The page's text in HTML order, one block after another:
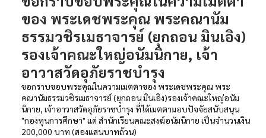
ของ พระเดชพระคุณ พระคณานัม
ธรรมวชิรเมธาจารย์ (ยุกถอน มินเอิง)
รองเจ้าคณะใหญ่อนัมนิกาย, เจ้า
อาวาสวัดอุภัยราชบำรุง
ขอกราบขอบพระคุณในความเมตตาของ พระเดชพระคุณ พระ
คณานัมธรรมวชิรเมธาจารย์ (ยุกถอน มินเอิง)รองเจ้าคณะใหญ่อนัม
นิกาย, เจ้าอาวาสวัดอุภัยราชบำรุง ​ที่ได้เมตตามอบปัจจัยสนับสนุน
"กองทุนการศึกษา" แด่ สำนักเรียนคณะสงฆ์อนัมนิกาย เป็นจำนวนเงิน
200,000 บาท (สองแสนบาทถ้วน)